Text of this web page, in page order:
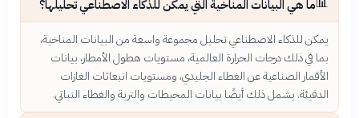
ما هي البيانات المناخية التي يمكن للذكاء الاصطناعي تحليلها؟
يمكن للذكاء الاصطناعي تحليل مجموعة واسعة من البيانات المناخية،
بما في ذلك درجات الحرارة العالمية، مستويات هطول الأمطار، بيانات
الأقمار الصناعية عن الغطاء الجليدي، ومستويات انبعاثات الغازات
الدفيئة. يشمل ذلك أيضًا بيانات المحيطات والتربة والغطاء النباتي.